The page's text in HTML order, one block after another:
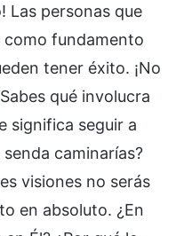
Las personas que
como fundamento
tener éxito. ¡No
qué involucra
significa seguir a
caminarías?
visiones no serás
en absoluto. ¿En